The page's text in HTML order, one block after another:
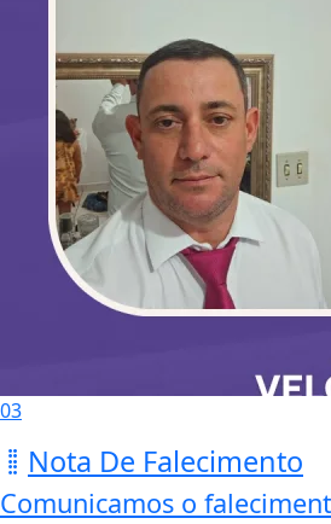
03
Nota De Falecimento
Comunicamos o